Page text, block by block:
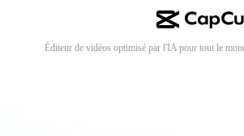
Éditeur de vidéos optimisé par l'IA pour tout le